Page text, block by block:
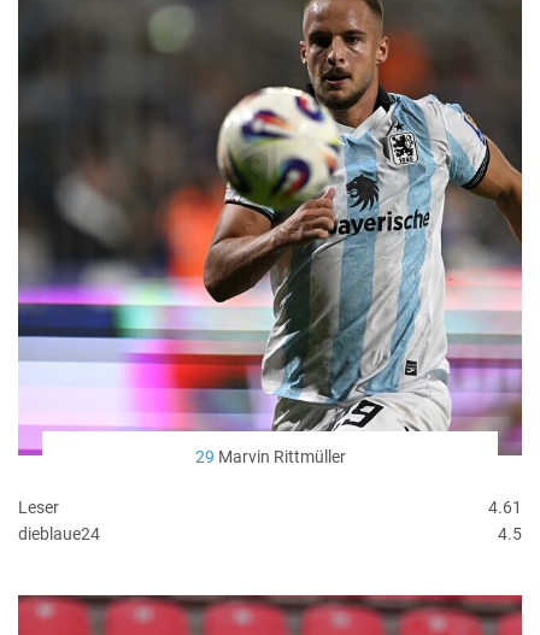
29 Marvin Rittmüller
Leser
4.61
dieblaue24
4.5